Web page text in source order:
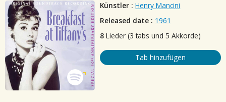
Künstler : Henry Mancini
Released date : 1961
8 Lieder (3 tabs und 5 Akkorde)
Tab hinzufügen